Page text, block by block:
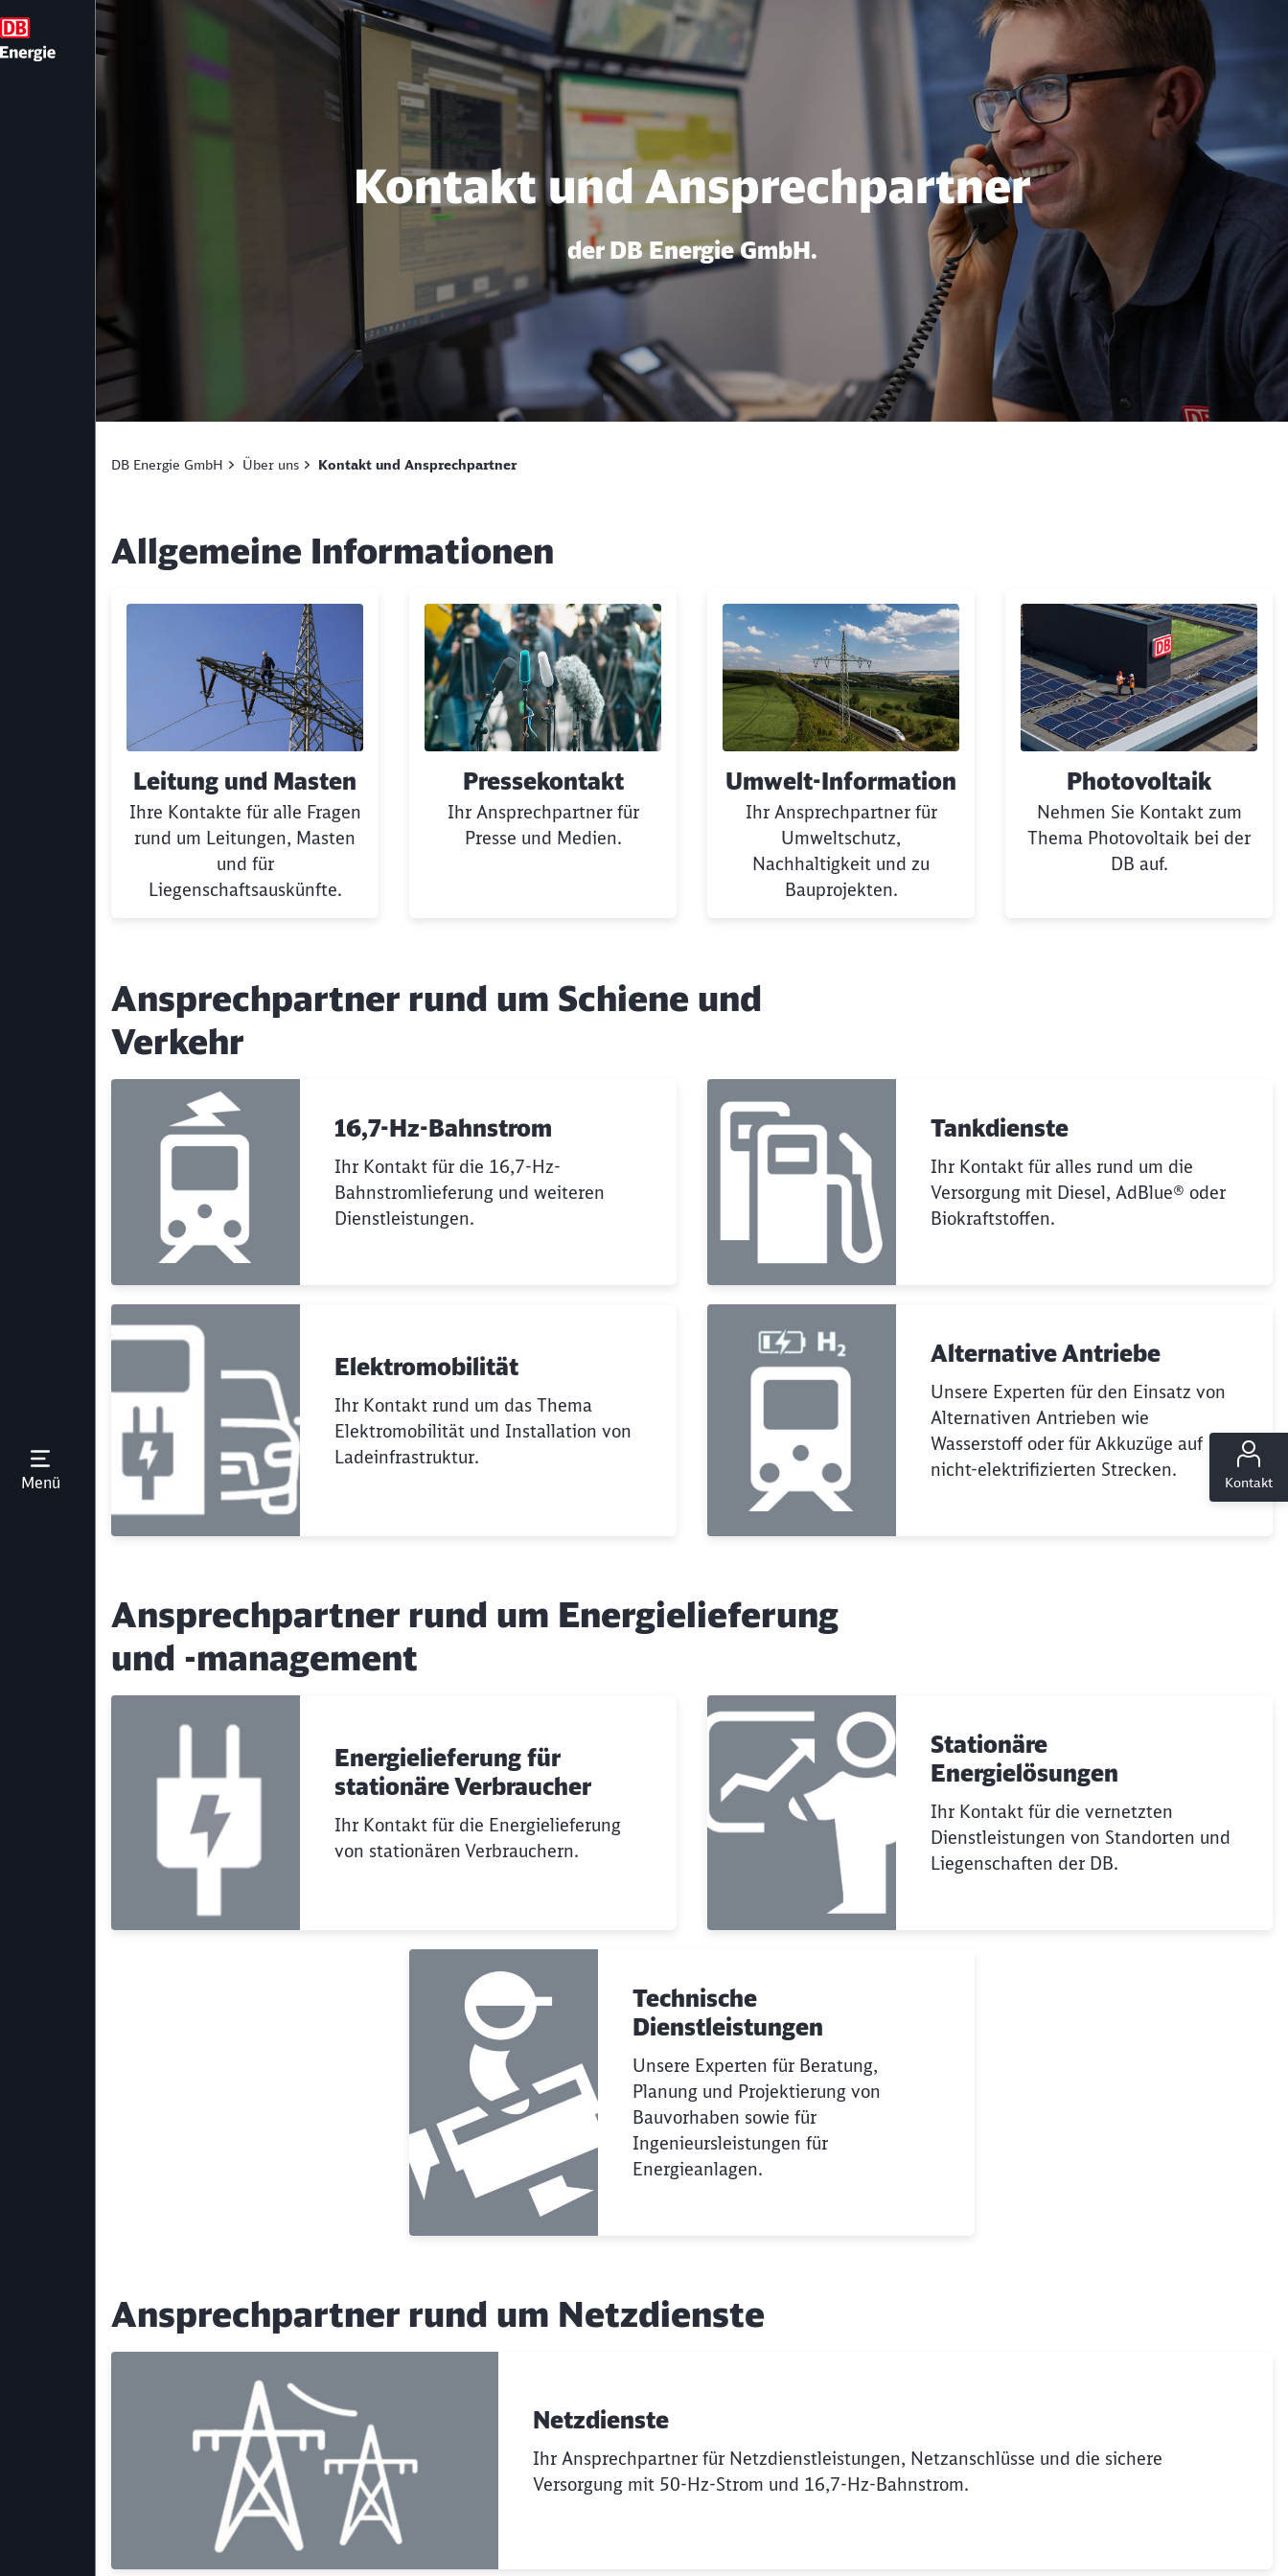
Kontakt und Ansprechpartner
Kontakt
MenüMenü öffnen
Kontakt und Ansprechpartner
der DB Energie GmbH.
DB Energie GmbH Über uns Kontakt und Ansprechpartner
Allgemeine Informationen
Klicken, um den folgenden Slider zu überspringen
Leitung und Masten
Ihre Kontakte für alle Fragen
rund um Leitungen, Masten
und für
Liegenschaftsauskünfte.
Pressekontakt
Ihr Ansprechpartner für
Presse und Medien.
Umwelt-Information
Ihr Ansprechpartner für
Umweltschutz,
Nachhaltigkeit und zu
Bauprojekten.
Photovoltaik
Nehmen Sie Kontakt zum
Thema Photovoltaik bei der
DB auf.
Ansprechpartner rund um Schiene und
Verkehr
16,7-Hz-Bahnstrom
Ihr Kontakt für die 16,7-Hz-
Bahnstromlieferung und weiteren
Dienstleistungen.
Tankdienste
Ihr Kontakt für alles rund um die
Versorgung mit Diesel, AdBlue® oder
Biokraftstoffen.
Elektromobilität
Ihr Kontakt rund um das Thema
Elektromobilität und Installation von
Ladeinfrastruktur.
Alternative Antriebe
Unsere Experten für den Einsatz von
Alternativen Antrieben wie
Wasserstoff oder für Akkuzüge auf
nicht-elektrifizierten Strecken.
Ansprechpartner rund um Energielieferung
und -management
Energielieferung für
stationäre Verbraucher
Ihr Kontakt für die Energielieferung
von stationären Verbrauchern.
Stationäre
Energielösungen
Ihr Kontakt für die vernetzten
Dienstleistungen von Standorten und
Liegenschaften der DB.
Technische
Dienstleistungen
Unsere Experten für Beratung,
Planung und Projektierung von
Bauvorhaben sowie für
Ingenieursleistungen für
Energieanlagen.
Ansprechpartner rund um Netzdienste
Netzdienste
Ihr Ansprechpartner für Netzdienstleistungen, Netzanschlüsse und die sichere
Versorgung mit 50-Hz-Strom und 16,7-Hz-Bahnstrom.
Schließen
Möchten Sie zu
Weiter